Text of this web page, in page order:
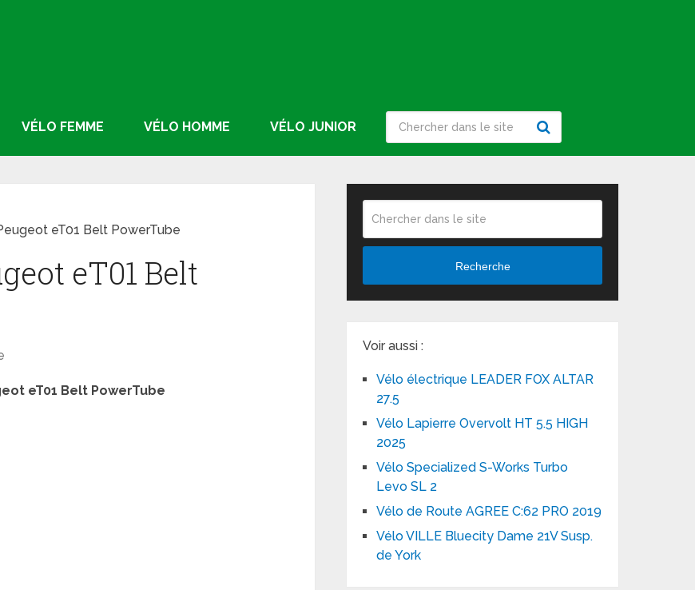
VÉLO FEMME VÉLO HOMME VÉLO JUNIOR
eT01 Belt PowerTube
eT01 Belt
eT01 Belt PowerTube
Recherche
Voir aussi :
Vélo électrique LEADER FOX ALTAR
27.5
Vélo Lapierre Overvolt HT 5.5 HIGH
2025
Vélo Specialized S-Works Turbo
Levo SL 2
Vélo de Route AGREE C:62 PRO 2019
Vélo VILLE Bluecity Dame 21V Susp.
de York